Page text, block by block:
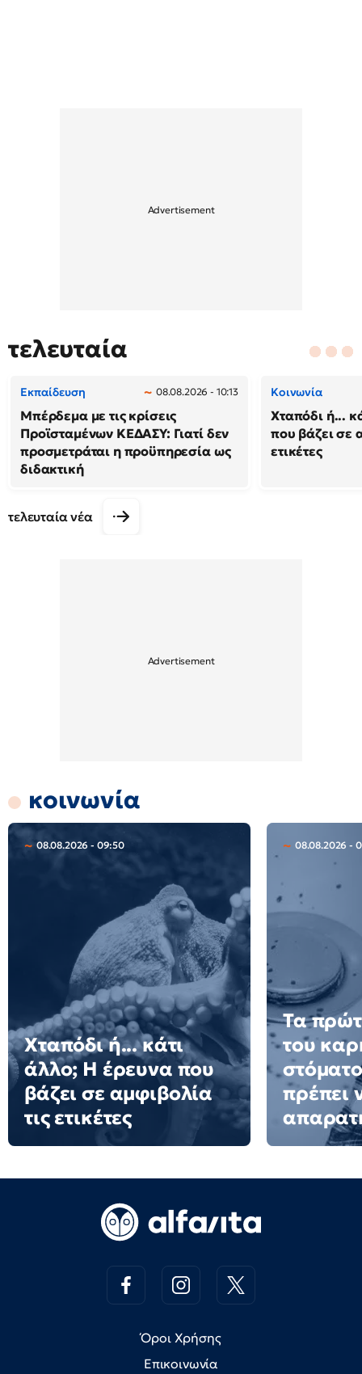
τελευταία
Εκπαίδευση 08.08.2026 - 10:13
Μπέρδεμα με τις κρίσεις
Προϊσταμένων ΚΕΔΑΣΥ: Γιατί δεν
προσμετράται η προϋπηρεσία ως
διδακτική
Κοινωνία
Χταπόδι ή...
που βάζει σε
ετικέτες
τελευταία νέα
κοινωνία
08.08.2026 - 09:50
Χταπόδι ή... κάτι
άλλο; Η έρευνα που
βάζει σε αμφιβολία
τις ετικέτες
08.08.2026 -
Τα
του
πρέπει
Όροι Χρήσης
Επικοινωνία